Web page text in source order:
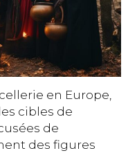
en Europe,
cibles de
de
des figures